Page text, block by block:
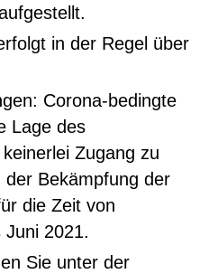
in der Regel über
Corona-bedingte
Lage des
Zugang zu
Bekämpfung der
die Zeit von
Juni 2021.
Sie unter der